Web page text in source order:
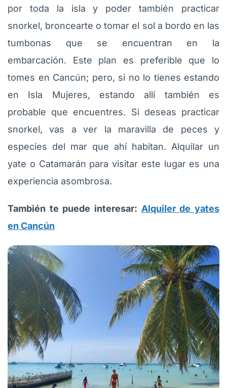
por toda la isla y poder también practicar
snorkel, broncearte o tomar el sol a bordo en las
tumbonas que se encuentran en la
embarcación. Este plan es preferible que lo
tomes en Cancún; pero, si no lo tienes estando
en Isla Mujeres, estando allí también es
probable que encuentres. Si deseas practicar
snorkel, vas a ver la maravilla de peces y
especies del mar que ahí habitan. Alquilar un
yate o Catamarán para visitar este lugar es una
experiencia asombrosa.
También te puede interesar: Alquiler de yates
en Cancún